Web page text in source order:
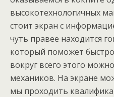
высокотехнологичных
стоит экран с
чуть правее находится
который поможет
вокруг всего этого
механиков. На экране
мы проходить